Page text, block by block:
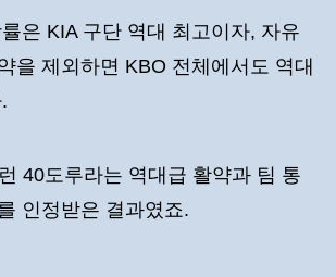
은 KIA 구단 역대 최고이자, 자유
을 제외하면 KBO 전체에서도 역대
40도루라는 역대급 활약과 팀 통
인정받은 결과였죠.